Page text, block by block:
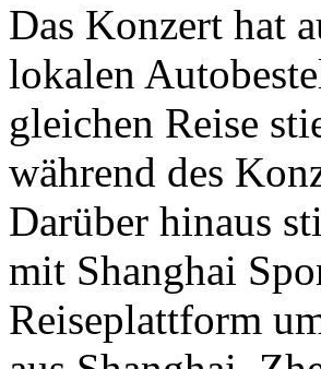
Das Konzert hat
lokalen
gleichen Reise
während des
Darüber hinaus
mit Shanghai
Reiseplattform